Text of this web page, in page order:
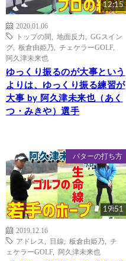
12:15
2020.01.06
トップの間
地面反力
GGスイン
グ
板倉由姫乃 チェケラーGOLF,
阿久津未来也
ゆっくり振るのが大事という
よりは、ゆっくり振る練習が
大事 by 阿久津未来也（あく
つ・みきや）選手
パターの打ち方
19:51
2019.12.16
アドレス
目線 板倉由姫乃
チ
ェケラーGOLF, 阿久津未来也